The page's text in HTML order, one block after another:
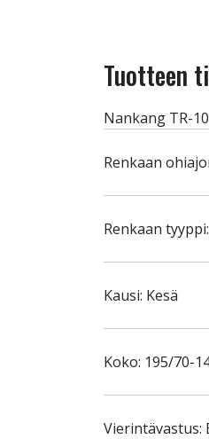
Tuotteen
Nankang TR-
Renkaan
Renkaan
Kausi: Kesä
Koko: 195/70-
Vierintävastus: